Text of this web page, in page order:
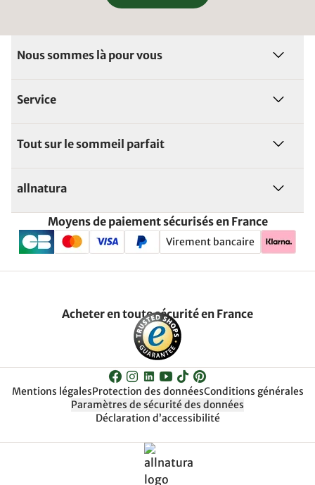
Nous sommes là pour vous
Service
Tout sur le sommeil parfait
allnatura
Moyens de paiement sécurisés en France
Virement bancaire
Acheter en toute sécurité en France
Mentions légalesProtection des donnéesConditions générales
Paramètres de sécurité des données
Déclaration d’accessibilité